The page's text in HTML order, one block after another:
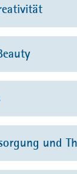
Basteln
und
Musizieren
Backen
und